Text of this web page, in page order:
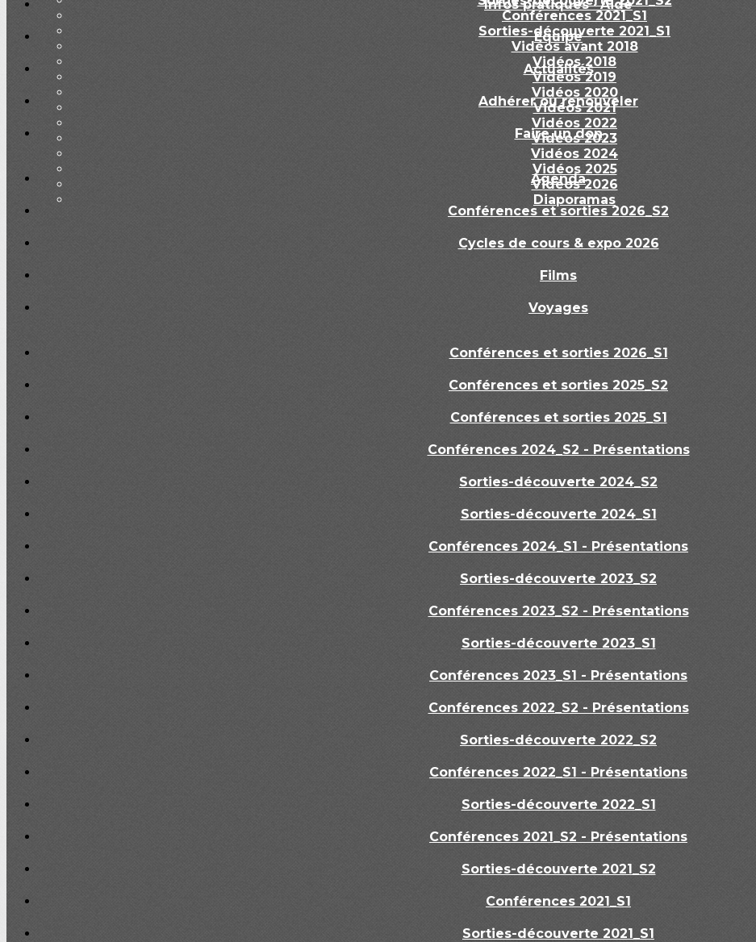
Conférences 2021_S1
Sorties-découverte 2021_S1
Vidéos avant 2018
Vidéos 2018
Vidéos 2019
Vidéos 2020
Vidéos 2021
Vidéos 2022
Vidéos 2023
Vidéos 2024
Vidéos 2025
Vidéos 2026
Diaporamas
Infos pratiques · Aide
Equipe
Actualités
Adhérer ou renouveler
Faire un don
Agenda
Conférences et sorties 2026_S2
Cycles de cours & expo 2026
Films
Voyages
Conférences et sorties 2026_S1
Conférences et sorties 2025_S2
Conférences et sorties 2025_S1
Conférences 2024_S2 - Présentations
Sorties-découverte 2024_S2
Sorties-découverte 2024_S1
Conférences 2024_S1 - Présentations
Sorties-découverte 2023_S2
Conférences 2023_S2 - Présentations
Sorties-découverte 2023_S1
Conférences 2023_S1 - Présentations
Conférences 2022_S2 - Présentations
Sorties-découverte 2022_S2
Conférences 2022_S1 - Présentations
Sorties-découverte 2022_S1
Conférences 2021_S2 - Présentations
Sorties-découverte 2021_S2
Conférences 2021_S1
Sorties-découverte 2021_S1